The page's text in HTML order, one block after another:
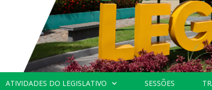
ATIVIDADES DO LEGISLATIVO SESSÕES